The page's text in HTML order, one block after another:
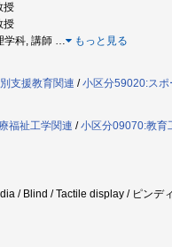
授
授
学科, 講師 … もっと見る
支援教育関連 /小区分59020:スポ
福祉工学関連 /小区分09070:教育
/ Blind / Tactile display / ピンデ